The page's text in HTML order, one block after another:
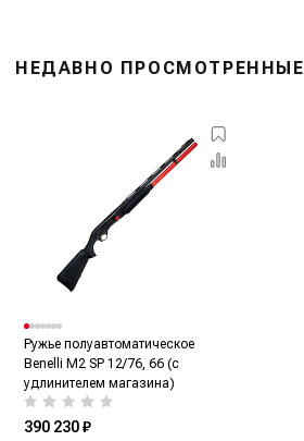
НЕДАВНО ПРОСМОТРЕННЫЕ
Ружье полуавтоматическое
Benelli M2 SP 12/76, 66 (с
удлинителем магазина)
390 230 ₽